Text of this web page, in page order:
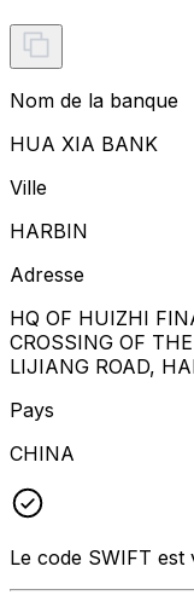
Nom de la banque
HUA XIA BANK
Ville
HARBIN
Adresse
HQ OF HUIZHI
CROSSING OF
LIJIANG ROAD,
Pays
CHINA
Le code SWIFT